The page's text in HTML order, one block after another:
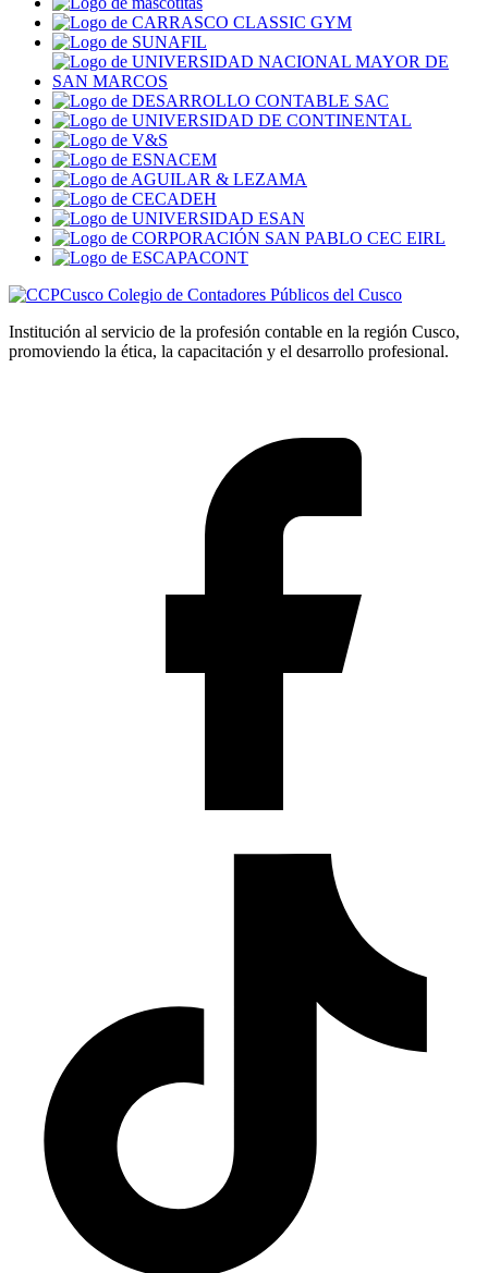
Colegio de Contadores Públicos del Cusco
Institución al servicio de la profesión contable en la región Cusco,
promoviendo la ética, la capacitación y el desarrollo profesional.